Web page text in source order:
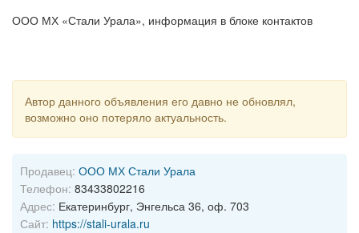
ООО МХ «Стали Урала», информация в блоке контактов
Автор данного объявления его давно не обновлял,
возможно оно потеряло актуальность.
Продавец: ООО МХ Стали Урала
Телефон: 83433802216
Адрес: Екатеринбург, Энгельса 36, оф. 703
Сайт: https://stali-urala.ru